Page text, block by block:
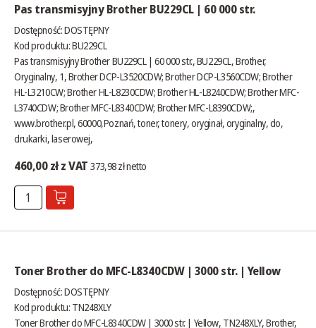
Pas transmisyjny Brother BU229CL | 60 000 str.
Dostępność:DOSTĘPNY
Kod produktu: BU229CL
Pas transmisyjny Brother BU229CL | 60 000 str., BU229CL, Brother,
Oryginalny, 1, Brother DCP-L3520CDW; Brother DCP-L3560CDW; Brother
HL-L3210CW; Brother HL-L8230CDW; Brother HL-L8240CDW; Brother MFC-
L3740CDW; Brother MFC-L8340CDW; Brother MFC-L8390CDW;,
www.brother.pl, 60000,Poznań, toner, tonery, oryginał, oryginalny, do,
drukarki, laserowej,
460,00 zł z VAT 373,98 zł netto
Toner Brother do MFC-L8340CDW | 3000 str. | Yellow
Dostępność:DOSTĘPNY
Kod produktu: TN248XLY
Toner Brother do MFC-L8340CDW | 3000 str. | Yellow, TN248XLY, Brother,